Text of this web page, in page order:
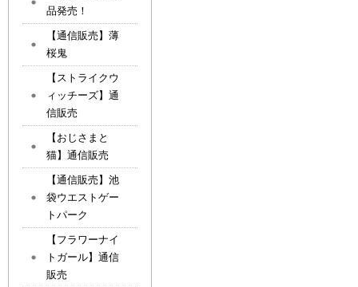
品発売！
【通信販売】薄
桜鬼
【ストライクウ
ィッチーズ】通
信販売
【おじさまと
猫】通信販売
【通信販売】池
袋ウエストゲー
トパーク
【フラワーナイ
トガール】通信
販売